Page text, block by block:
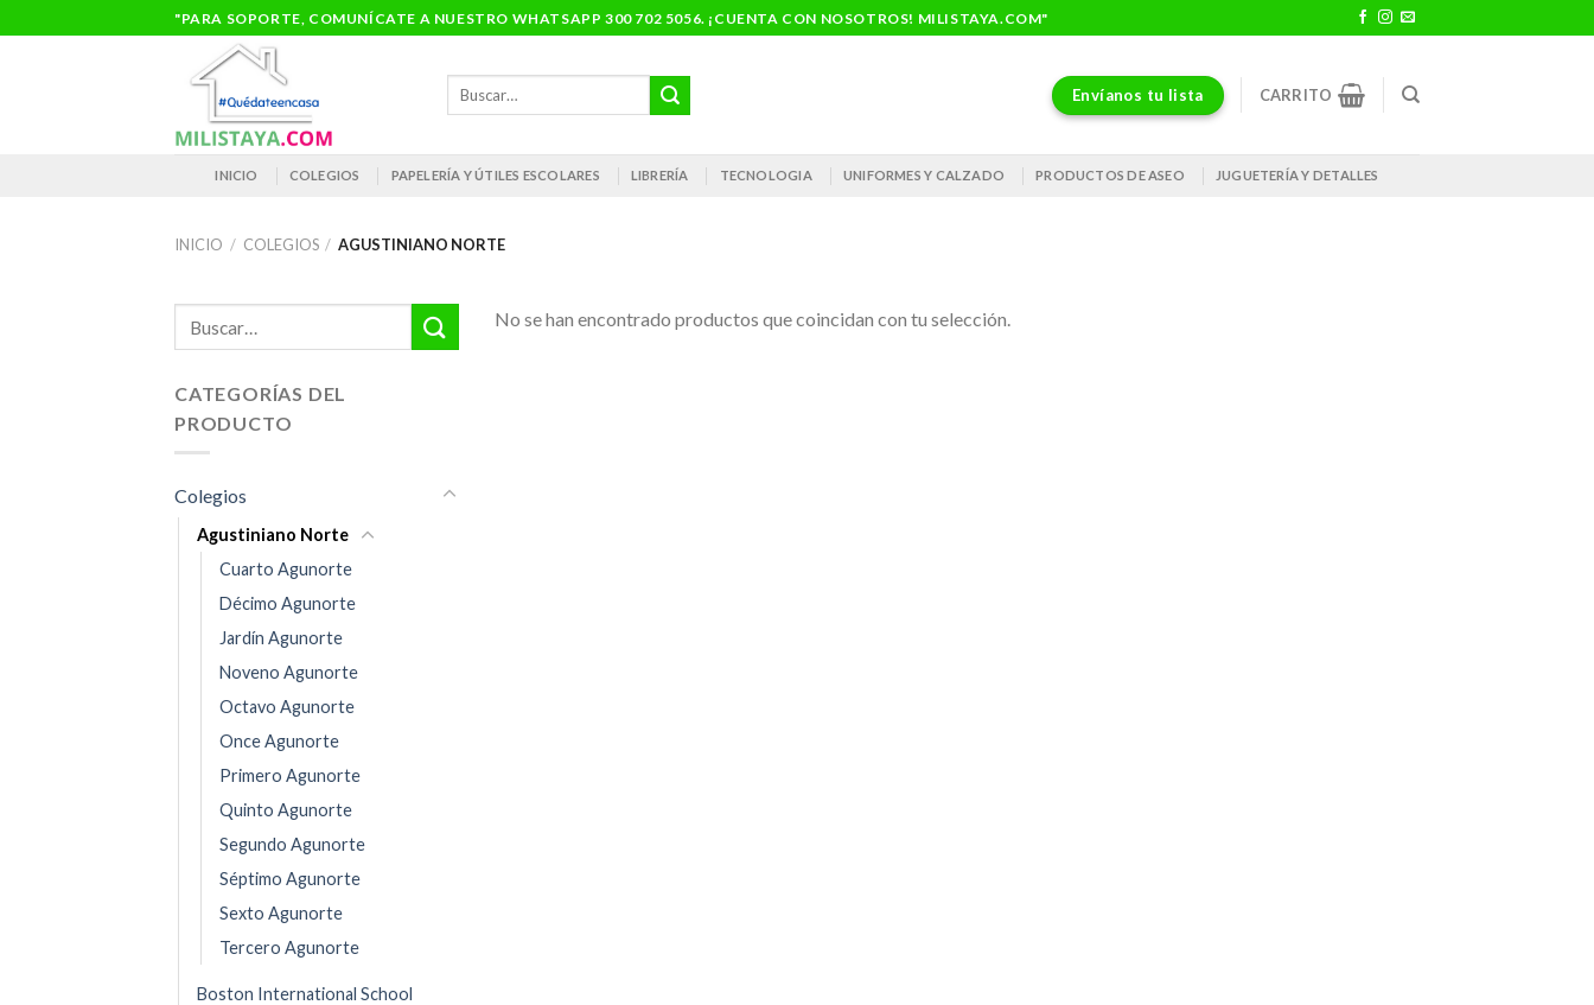
al
"PARA SOPORTE, COMUNÍCATE A NUESTRO WHATSAPP 300 702 5056. ¡CUENTA CON NOSOTROS! MILISTAYA.COM"
Buscar
Envíanos tu lista CARRITO
INICIO COLEGIOS PAPELERÍA Y ÚTILES ESCOLARES LIBRERÍA TECNOLOGIA UNIFORMES Y CALZADO PRODUCTOS DE ASEO JUGUETERÍA Y DETALLES
INICIO / COLEGIOS / AGUSTINIANO NORTE
CATEGORÍAS DEL
PRODUCTO
Colegios
Agustiniano Norte
Cuarto Agunorte
Décimo Agunorte
Jardín Agunorte
Noveno Agunorte
Octavo Agunorte
Once Agunorte
Primero Agunorte
Quinto Agunorte
Segundo Agunorte
Séptimo Agunorte
Sexto Agunorte
Tercero Agunorte
Boston International School
No se han encontrado productos que coincidan con tu selección.